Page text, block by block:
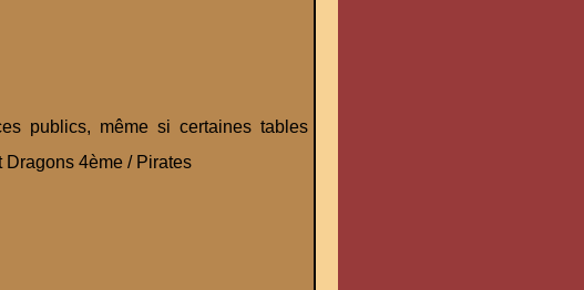
publics, même si certaines tables
4ème / Pirates